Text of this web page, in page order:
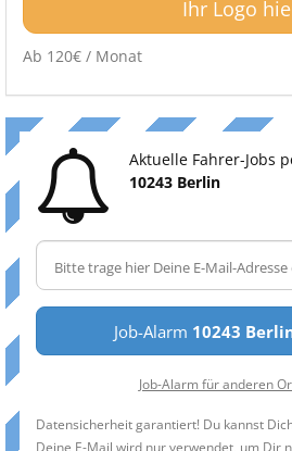
Ihr Logo
Ab 120€ / Monat
Aktuelle Fahrer-Jobs
10243 Berlin
Job-Alarm 10243
Job-Alarm für anderen
Datensicherheit garantiert! Du kannst
Deine E-Mail wird nur verwendet, um Dir